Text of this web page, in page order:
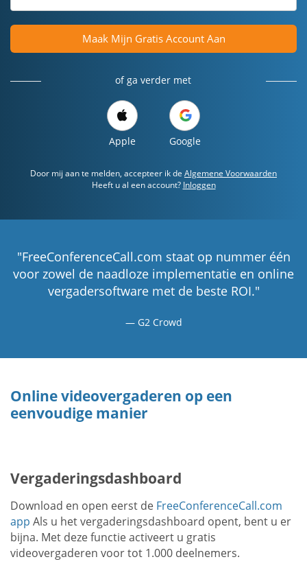
Maak Mijn Gratis Account Aan
of ga verder met
Apple Google
Door mij aan te melden, accepteer ik de Algemene Voorwaarden
Heeft u al een account? Inloggen
"FreeConferenceCall.com staat op nummer één
voor zowel de naadloze implementatie en online
vergadersoftware met de beste ROI."
G2 Crowd
Online videovergaderen op een
eenvoudige manier
Vergaderingsdashboard
Download en open eerst de FreeConferenceCall.com
app Als u het vergaderingsdashboard opent, bent u er
bijna. Met deze functie activeert u gratis
videovergaderen voor tot 1.000 deelnemers.